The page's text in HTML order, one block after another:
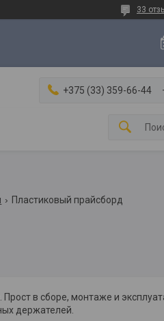
33
+375 (33) 359-66-44
Пластиковый прайсборд
в сборе, монтаже и
держателей.